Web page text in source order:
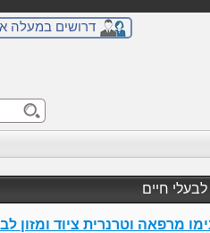
דרושים במעלה
חיים
מרפאה וטרנרית ציוד ומזון